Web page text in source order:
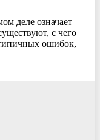
деле означает
с чего
ошибок,